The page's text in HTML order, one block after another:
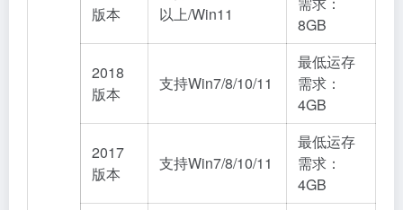
版本
以上/Win11
8GB
2018
版本
支持Win7/8/10/11
最低运存
需求：
4GB
2017
版本
支持Win7/8/10/11
最低运存
需求：
4GB